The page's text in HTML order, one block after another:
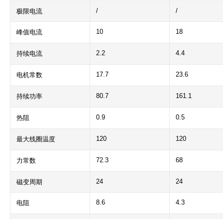
极限电流 / /
峰值电流 10 18
持续电流 2.2 4.4
电机常数 17.7 23.6
持续功率 80.7 161.1
热阻 0.9 0.5
最大线圈温度 120 120
力常数 72.3 68
磁变周期 24 24
电阻 8.6 4.3